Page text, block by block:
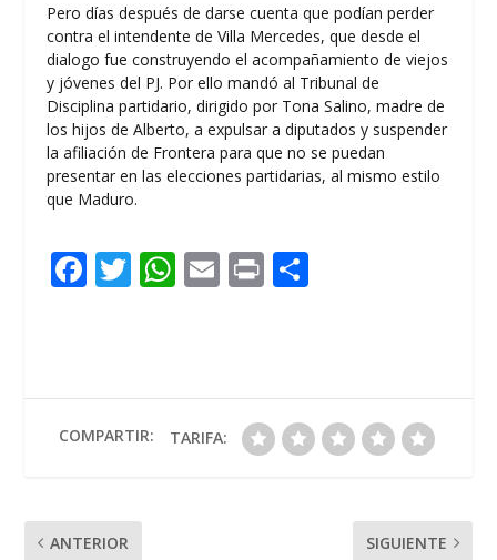
Pero días después de darse cuenta que podían perder
contra el intendente de Villa Mercedes, que desde el
dialogo fue construyendo el acompañamiento de viejos
y jóvenes del PJ. Por ello mandó al Tribunal de
Disciplina partidario, dirigido por Tona Salino, madre de
los hijos de Alberto, a expulsar a diputados y suspender
la afiliación de Frontera para que no se puedan
presentar en las elecciones partidarias, al mismo estilo
que Maduro.
F
o
o
T W
A
p
E Pr
ar
ti
COMPARTIR: TARIFA:
ANTERIOR SIGUIENTE